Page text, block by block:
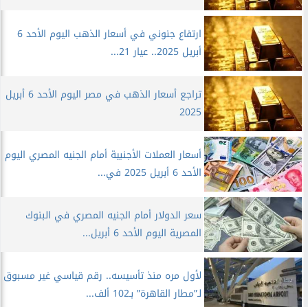
ارتفاع جنوني في أسعار الذهب اليوم الأحد 6
أبريل 2025.. عيار 21...
تراجع أسعار الذهب في مصر اليوم الأحد 6 أبريل
2025
أسعار العملات الأجنبية أمام الجنيه المصري اليوم
الأحد 6 أبريل 2025 في...
سعر الدولار أمام الجنيه المصري في البنوك
المصرية اليوم الأحد 6 أبريل...
لأول مره منذ تأسيسه.. رقم قياسي غير مسبوق
لـ”مطار القاهرة” بـ102 ألف...